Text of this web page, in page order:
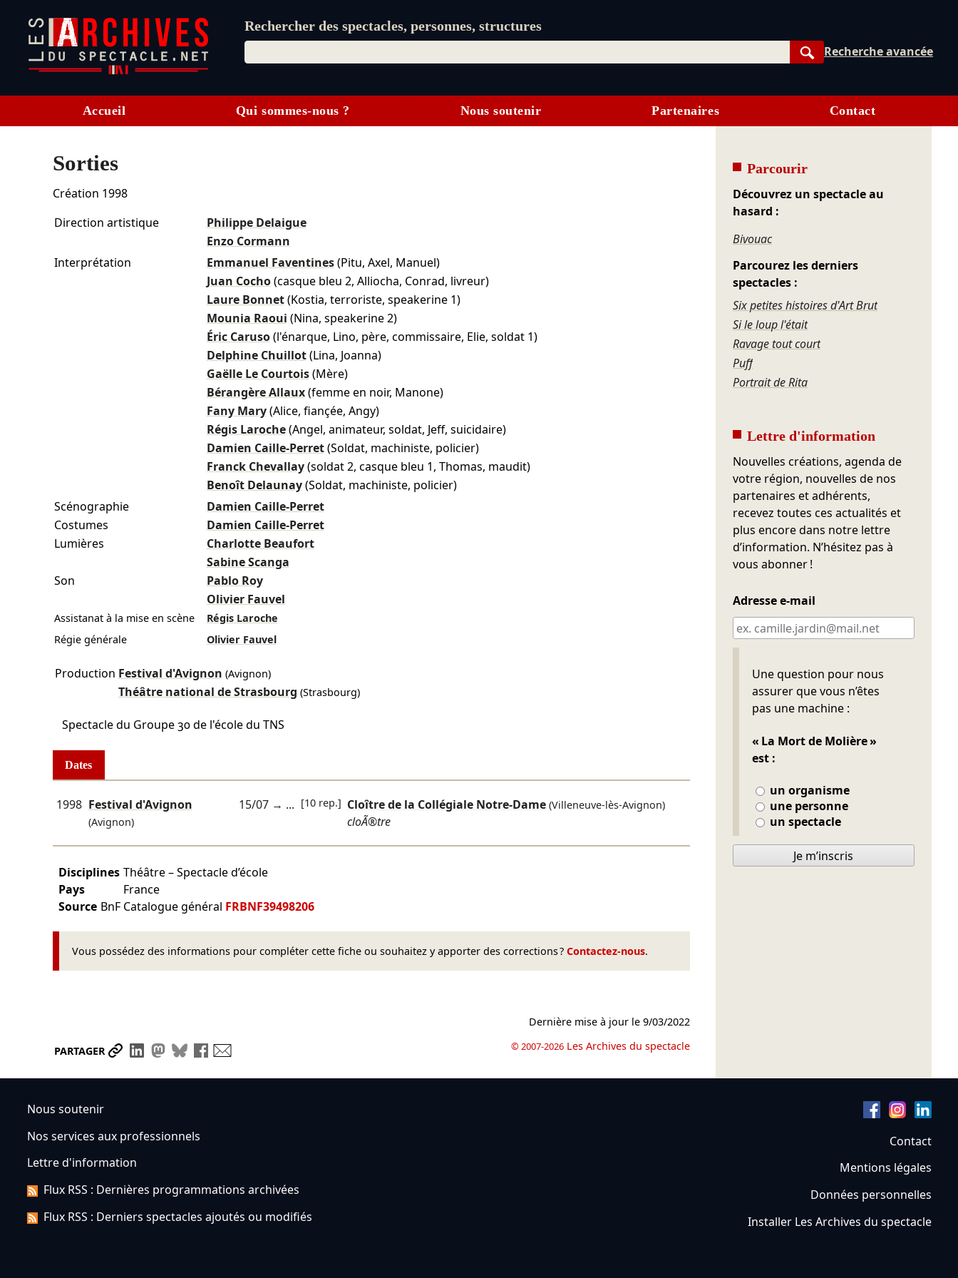
Rechercher des spectacles, personnes, structures
Rechercher
Recherche avancée
Accueil Qui sommes-nous ? Nous soutenir Partenaires Contact
Sorties
Création 1998
Direction artistique
Philippe Delaigue
Enzo Cormann
Interprétation
Emmanuel Faventines (Pitu, Axel, Manuel)
Juan Cocho (casque bleu 2, Alliocha, Conrad, livreur)
Laure Bonnet (Kostia, terroriste, speakerine 1)
Mounia Raoui (Nina, speakerine 2)
Éric Caruso (l'énarque, Lino, père, commissaire, Elie, soldat 1)
Delphine Chuillot (Lina, Joanna)
Gaëlle Le Courtois (Mère)
Bérangère Allaux (femme en noir, Manone)
Fany Mary (Alice, fiançée, Angy)
Régis Laroche (Angel, animateur, soldat, Jeff, suicidaire)
Damien Caille-Perret (Soldat, machiniste, policier)
Franck Chevallay (soldat 2, casque bleu 1, Thomas, maudit)
Benoît Delaunay (Soldat, machiniste, policier)
Scénographie
Damien Caille-Perret
Costumes
Damien Caille-Perret
Lumières
Charlotte Beaufort
Sabine Scanga
Son
Pablo Roy
Olivier Fauvel
Assistanat à la mise en scène
Régis Laroche
Régie générale
Olivier Fauvel
Production Festival d'Avignon (Avignon)
Théâtre national de Strasbourg (Strasbourg)
Spectacle du Groupe 30 de l'école du TNS
Dates
1998 Festival d'Avignon
(Avignon)
15/07→ ... [10 rep.] Cloître de la Collégiale Notre-Dame (Villeneuve-lès-Avignon)
cloÃ®tre
Disciplines Théâtre – Spectacle d’école
Pays
France
Source BnF Catalogue général FRBNF39498206
Vous possédez des informations pour compléter cette fiche ou souhaitez y apporter des corrections ? Contactez-nous.
PARTAGER Partager le lien
Partager sur LinkedIn
Partager sur Mastodon
Partager sur Bluesky
Partager sur Facebook
Dernière mise à jour le9/03/2022
© 2007-2026 Les Archives du spectacle
Parcourir
Découvrez un spectacle au
hasard :
Bivouac
Parcourez les derniers
spectacles :
Six petites histoires d'Art Brut
Si le loup l'était
Ravage tout court
Puff
Portrait de Rita
Lettre d'information
Nouvelles créations, agenda de
votre région, nouvelles de nos
partenaires et adhérents,
recevez toutes ces actualités et
plus encore dans notre lettre
d’information. N’hésitez pas à
vous abonner !
Adresse e-mail
Une question pour nous
assurer que vous n’êtes
pas une machine :
« La Mort de Molière »
est :
un organisme
une personne
un spectacle
Ne pas remplir
Je m’inscris
Nous soutenir
Nos services aux professionnels
Lettre d'information
Flux RSS : Dernières programmations archivées
Flux RSS : Derniers spectacles ajoutés ou modifiés
Contact
Mentions légales
Données personnelles
Installer Les Archives du spectacle